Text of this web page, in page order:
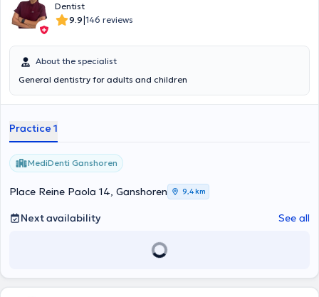
Dentist
9.9|146 reviews
About the specialist
General dentistry for adults and children
Practice 1
MediDenti Ganshoren
Place Reine Paola 14, Ganshoren 9,4 km
Next availability See all